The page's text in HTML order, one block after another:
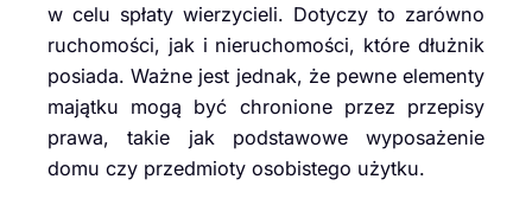
w celu spłaty wierzycieli. Dotyczy to zarówno
ruchomości, jak i nieruchomości, które dłużnik
posiada. Ważne jest jednak, że pewne elementy
majątku mogą być chronione przez przepisy
prawa, takie jak podstawowe wyposażenie
domu czy przedmioty osobistego użytku.